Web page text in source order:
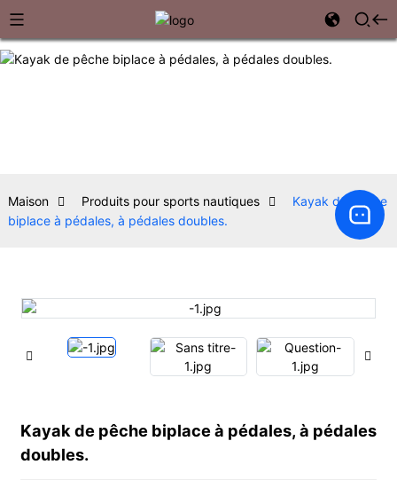
Maison Produits pour sports nautiques
Kayak de pêche
biplace à pédales, à pédales doubles.
Kayak de pêche biplace à pédales, à pédales
doubles.